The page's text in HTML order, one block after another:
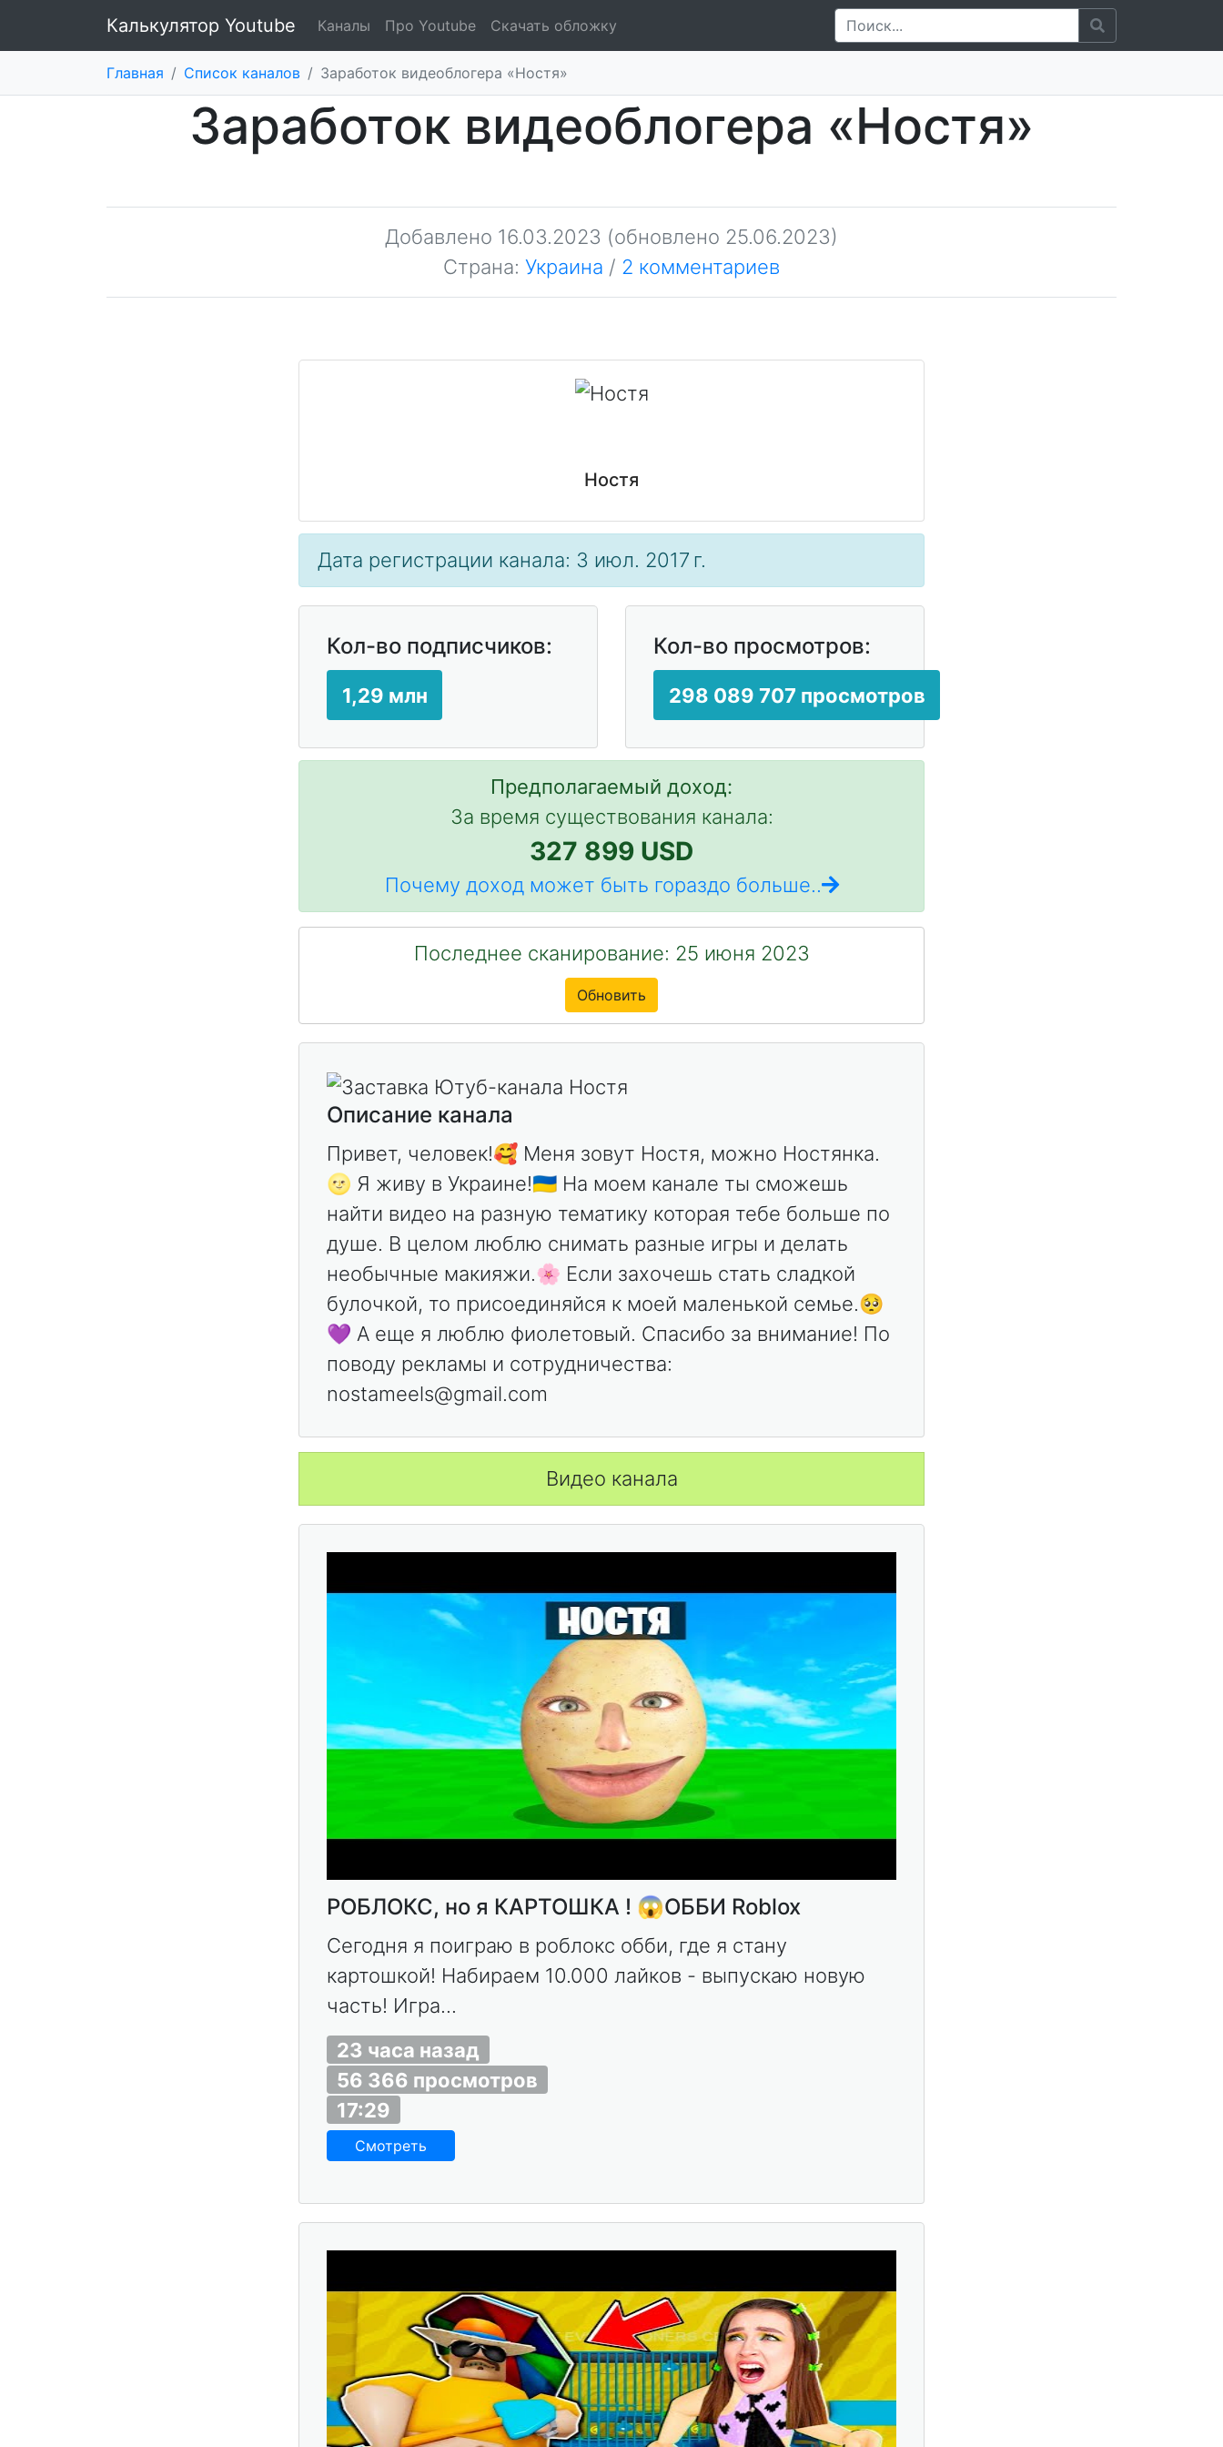
Калькулятор Youtube Каналы Про Youtube Скачать обложку
Главная / Список каналов / Заработок видеоблогера «Ностя»
Заработок видеоблогера «Ностя»
Добавлено 16.03.2023 (обновлено 25.06.2023)
Страна: Украина / 2 комментариев
Ностя
Дата регистрации канала: 3 июл. 2017 г.
Кол-во подписчиков:
1,29 млн
Кол-во просмотров:
298 089 707 просмотров
Предполагаемый доход:
За время существования канала:
327 899 USD
Почему доход может быть гораздо больше..
Последнее сканирование: 25 июня 2023
Обновить
Описание канала
Привет, человек!🥰 Меня зовут Ностя, можно Ностянка.
🌝 Я живу в Украине!🇺🇦 На моем канале ты сможешь
найти видео на разную тематику которая тебе больше по
душе. В целом люблю снимать разные игры и делать
необычные макияжи.🌸 Если захочешь стать сладкой
булочкой, то присоединяйся к моей маленькой семье.🥺
💜 А еще я люблю фиолетовый. Спасибо за внимание! По
поводу рекламы и сотрудничества:
nostameels@gmail.com
Видео канала
РОБЛОКС, но я КАРТОШКА ! 😱ОББИ Roblox
Сегодня я поиграю в роблокс обби, где я стану
картошкой! Набираем 10.000 лайков - выпускаю новую
часть! Игра...
23 часа назад
56 366 просмотров
17:29
Смотреть